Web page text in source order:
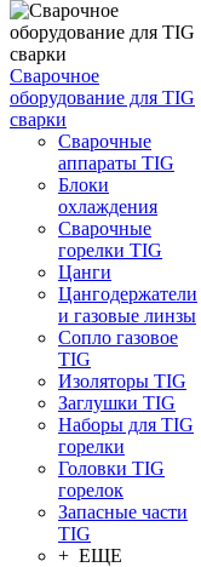
Сварочное
оборудование для TIG
сварки
Сварочные
аппараты TIG
Блоки
охлаждения
Сварочные
горелки TIG
Цанги
Цангодержатели
и газовые линзы
Сопло газовое
TIG
Изоляторы TIG
Заглушки TIG
Наборы для TIG
горелки
Головки TIG
горелок
Запасные части
TIG
+ ЕЩЕ